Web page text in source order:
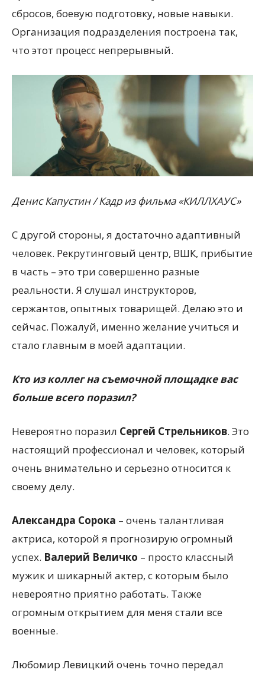
сбросов, боевую подготовку, новые навыки.
Организация подразделения построена так,
что этот процесс непрерывный.
Денис Капустин / Кадр из фильма «КИЛЛХАУС»
С другой стороны, я достаточно адаптивный
человек. Рекрутинговый центр, ВШК, прибытие
в часть – это три совершенно разные
реальности. Я слушал инструкторов,
сержантов, опытных товарищей. Делаю это и
сейчас. Пожалуй, именно желание учиться и
стало главным в моей адаптации.
Кто из коллег на съемочной площадке вас
больше всего поразил?
Невероятно поразил Сергей Стрельников. Это
настоящий профессионал и человек, который
очень внимательно и серьезно относится к
своему делу.
Александра Сорока – очень талантливая
актриса, которой я прогнозирую огромный
успех. Валерий Величко – просто классный
мужик и шикарный актер, с которым было
невероятно приятно работать. Также
огромным открытием для меня стали все
военные.
Любомир Левицкий очень точно передал